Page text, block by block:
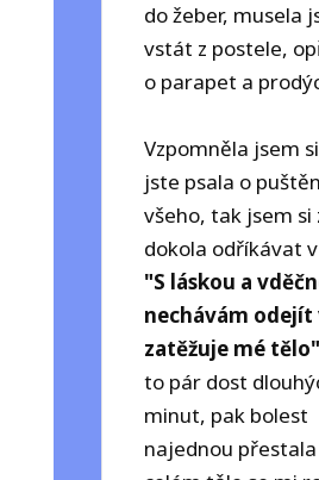
do žeber, musela
vstát z postele,
o parapet a
Vzpomněla jsem
jste psala o
všeho, tak jsem si
dokola odříkávat
"S láskou a
nechávám odejít
zatěžuje mé tělo"
to pár dost
minut, pak bolest
najednou